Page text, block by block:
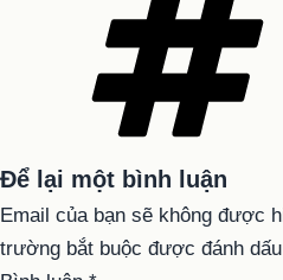
Để lại một bình luận
Email của bạn sẽ không được
trường bắt buộc được đánh dấu